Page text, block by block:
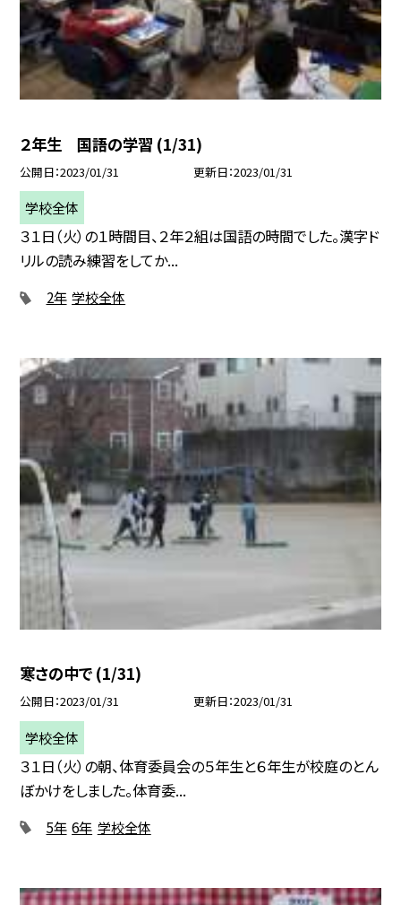
２年生 国語の学習 (1/31)
公開日 2023/01/31 更新日 2023/01/31
学校全体
３１日（火）の１時間目、２年２組は国語の時間でした。漢字ド
リルの読み練習をしてか...
2年 学校全体
寒さの中で (1/31)
公開日 2023/01/31 更新日 2023/01/31
学校全体
３１日（火）の朝、体育委員会の５年生と６年生が校庭のとん
ぼかけをしました。体育委...
5年 6年 学校全体